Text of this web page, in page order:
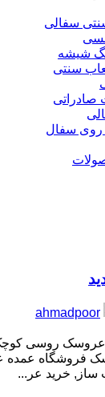
سفالی
شیشه
سنتی
صادراتی
روی سفال
ahmadpoor
روسی
فروشگاه عمده
خرید عر...